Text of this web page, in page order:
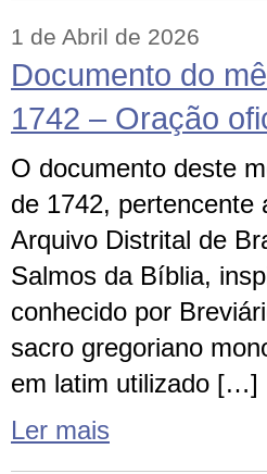
1 de Abril de 2026
Documento do
1742 – Oração
O documento deste
de 1742, pertencente
Arquivo Distrital de
Salmos da Bíblia,
conhecido por
sacro gregoriano
em latim utilizado […]
Ler mais